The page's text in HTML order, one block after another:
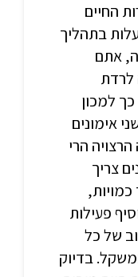
החיים
מהפך של 180 מעלות בתהליך
אתם
לרדת
למכון
אימונים
הרי
צריך
פעילות
של כל
בדיוק